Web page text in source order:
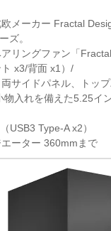
メーカー Fractal
ズ。
リングファン「
x3/背面 x1）/
サイドパネル、トッ
物入れを備えた5.25イ
USB3 Type-A x2）
ーター 360mmまで